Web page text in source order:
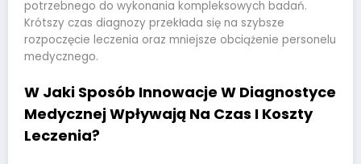
potrzebnego do wykonania kompleksowych badań.
Krótszy czas diagnozy przekłada się na szybsze
rozpoczęcie leczenia oraz mniejsze obciążenie personelu
medycznego.
W Jaki Sposób Innowacje W Diagnostyce
Medycznej Wpływają Na Czas I Koszty
Leczenia?